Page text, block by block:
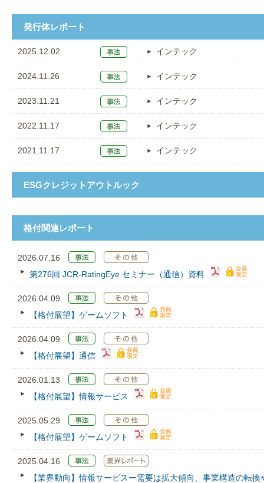
発行体レポート
2025.12.02 インテック
2024.11.26 インテック
2023.11.21 インテック
2022.11.17 インテック
2021.11.17 インテック
ESGクレジットアウトルック
格付関連レポート
2026.07.16
第276回 JCR‐RatingEye セミナー（通信）資料
2026.04.09
【格付展望】ゲームソフト
2026.04.09
【格付展望】通信
2026.01.13
【格付展望】情報サービス
2025.05.29
【格付展望】ゲームソフト
2025.04.16
【業界動向】情報サービスー需要は拡大傾向、事業構造の転